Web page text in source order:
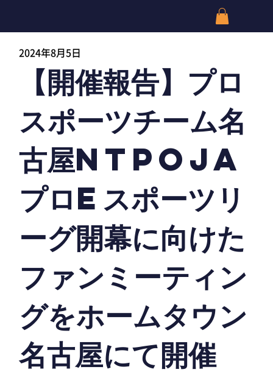
2024年8月5日
【開催報告】プロ
スポーツチーム名
古屋NTPOJA
プロeスポーツリ
ーグ開幕に向けた
ファンミーティン
グをホームタウン
名古屋にて開催